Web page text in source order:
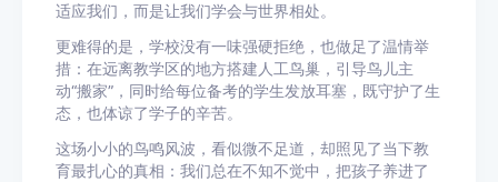
适应我们，而是让我们学会与世界相处。
更难得的是，学校没有一味强硬拒绝，也做足了温情举
措：在远离教学区的地方搭建人工鸟巢，引导鸟儿主
动“搬家”，同时给每位备考的学生发放耳塞，既守护了生
态，也体谅了学子的辛苦。
这场小小的鸟鸣风波，看似微不足道，却照见了当下教
育最扎心的真相：我们总在不知不觉中，把孩子养进了